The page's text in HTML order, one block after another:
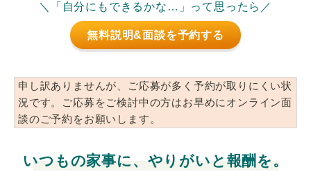
＼「自分にもできるかな…」って思ったら／
無料説明&面談を予約する
申し訳ありませんが、ご応募が多く予約が取りにくい状
況です。ご応募をご検討中の方はお早めにオンライン面
談のご予約をお願いします。
いつもの家事に、やりがいと報酬を。